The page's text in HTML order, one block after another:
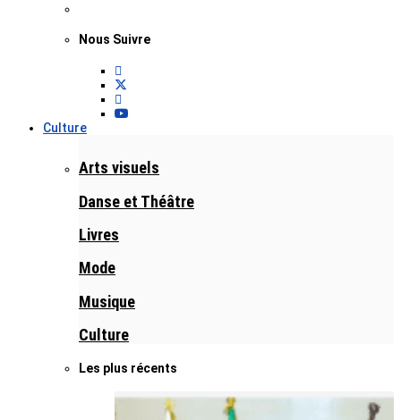
Nous Suivre
Culture
Arts visuels
Danse et Théâtre
Livres
Mode
Musique
Culture
Les plus récents